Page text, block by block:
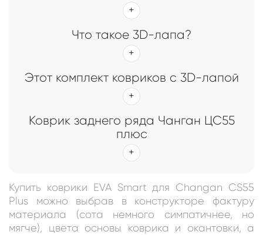
Что такое 3D-лапа?
Этот комплект ковриков с 3D-лапой
Коврик заднего ряда Чанган ЦС55
плюс
Купить коврики EVA Smart для Changan CS55
Plus можно выбрав в конструкторе фактуру
материала (сота немного симпатичнее, но
мягче), цвета основы коврика и окантовки, а